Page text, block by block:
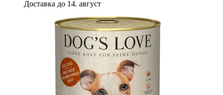
Доставка до 14. август